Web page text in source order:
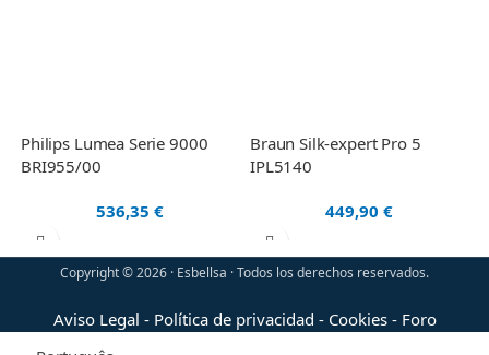
Philips Lumea Serie 9000
BRI955/00
536,35 €
Braun Silk-expert Pro 5
IPL5140
449,90 €
Copyright © 2026 · Esbellsa · Todos los derechos reservados.
Aviso Legal - Política de privacidad - Cookies- Foro